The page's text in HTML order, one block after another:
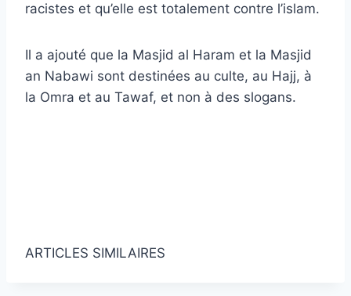
racistes et qu’elle est totalement contre l’islam.
Il a ajouté que la Masjid al Haram et la Masjid
an Nabawi sont destinées au culte, au Hajj, à
la Omra et au Tawaf, et non à des slogans.
ARTICLES SIMILAIRES